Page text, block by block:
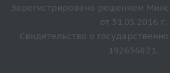
Зарегистрировано решением
от 31.05.2016 г.
Свидетельство о
192656821.